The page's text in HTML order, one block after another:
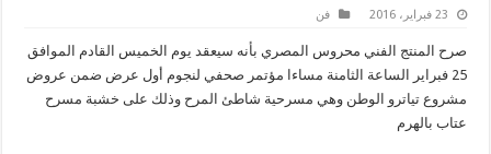
23 فبراير، 2016 فن
صرح المنتج الفني محروس المصري بأنه سيعقد يوم الخميس القادم الموافق
25 فبراير الساعة الثامنة مساءا مؤتمر صحفي لنجوم أول عرض ضمن عروض
مشروع تياترو الوطن وهي مسرحية شاطئ المرح وذلك على خشبة مسرح
عتاب بالهرم